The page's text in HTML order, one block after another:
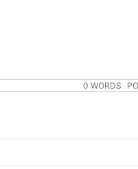
0 WORDS